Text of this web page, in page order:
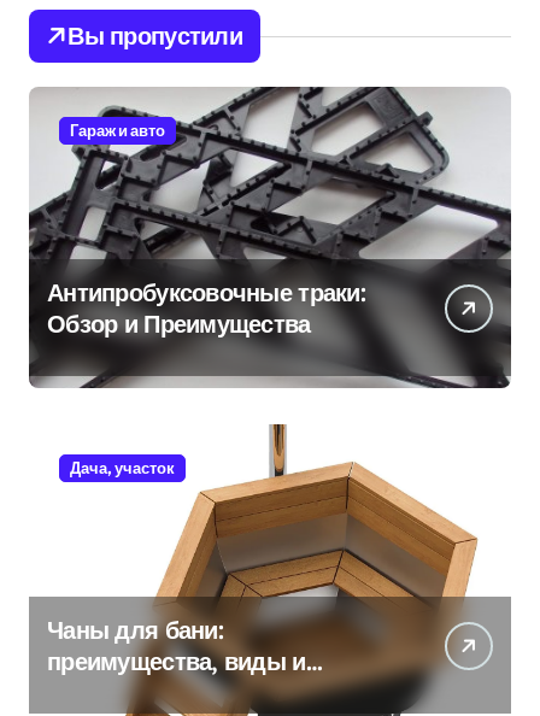
Вы пропустили
Гараж и авто
Антипробуксовочные траки:
Обзор и Преимущества
Дача, участок
Чаны для бани:
преимущества, виды и
особенности использования